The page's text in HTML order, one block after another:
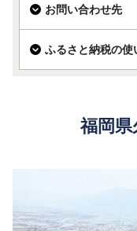
お問い合わせ先
ふるさと納税の使
福岡